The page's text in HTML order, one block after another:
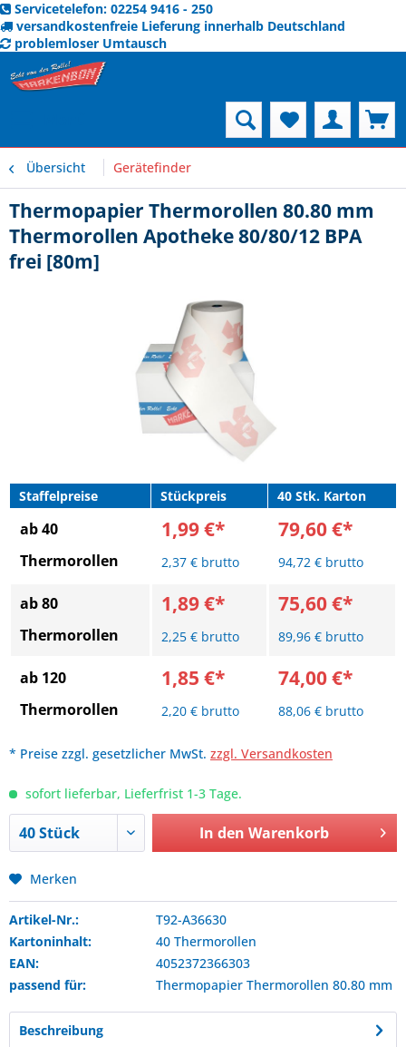
Servicetelefon: 02254 9416 - 250
versandkostenfreie Lieferung innerhalb Deutschland
problemloser Umtausch
Übersicht Gerätefinder
Thermopapier Thermorollen 80.80 mm
Thermorollen Apotheke 80/80/12 BPA
frei [80m]
Staffelpreise Stückpreis 40 Stk. Karton
ab 40
Thermorollen
1,99 €*
2,37 € brutto
79,60 €*
94,72 € brutto
ab 80
Thermorollen
1,89 €*
2,25 € brutto
75,60 €*
89,96 € brutto
ab 120
Thermorollen
1,85 €*
2,20 € brutto
74,00 €*
88,06 € brutto
* Preise zzgl. gesetzlicher MwSt. zzgl. Versandkosten
sofort lieferbar, Lieferfrist 1-3 Tage.
In den Warenkorb
Merken
Artikel-Nr.:
T92-A36630
Kartoninhalt:
40 Thermorollen
EAN:
4052372366303
passend für:
Thermopapier Thermorollen 80.80 mm
Beschreibung